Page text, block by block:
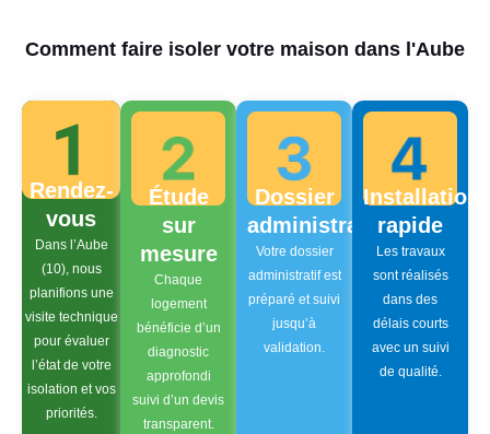
Comment faire isoler votre maison dans l'Aube
Rendez-
vous
Dans l’Aube
(10), nous
planifions une
visite technique
pour évaluer
l’état de votre
isolation et vos
priorités.
Étude
sur
mesure
Chaque
logement
bénéficie d’un
diagnostic
approfondi
suivi d’un devis
transparent.
Dossier
administratif
Votre dossier
administratif est
préparé et suivi
jusqu’à
validation.
Installation
rapide
Les travaux
sont réalisés
dans des
délais courts
avec un suivi
de qualité.